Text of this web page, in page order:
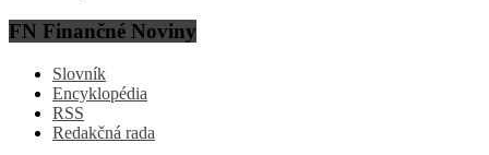
FN Finančné Noviny
Slovník
Encyklopédia
RSS
Redakčná rada